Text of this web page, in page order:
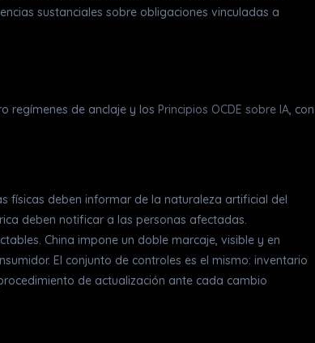
sustanciales sobre obligaciones vinculadas a
regímenes de anclaje y los Principios OCDE sobre IA, con
físicas deben informar de la naturaleza artificial del
deben notificar a las personas afectadas.
China impone un doble marcaje, visible y en
El conjunto de controles es el mismo: inventario
de actualización ante cada cambio